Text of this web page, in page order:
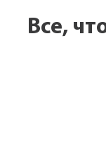
Все,